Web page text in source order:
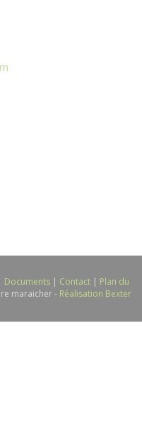
Documents | Contact | Plan du
maraicher - Réalisation Bexter